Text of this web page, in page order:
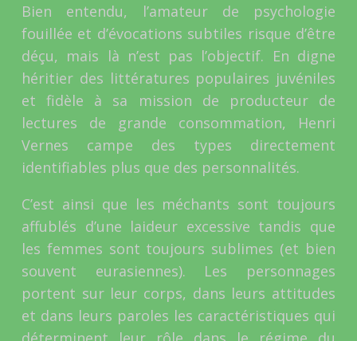
Bien entendu, l’amateur de psychologie
fouillée et d’évocations subtiles risque d’être
déçu, mais là n’est pas l’objectif. En digne
héritier des littératures populaires juvéniles
et fidèle à sa mission de producteur de
lectures de grande consommation, Henri
Vernes campe des types directement
identifiables plus que des personnalités.
C’est ainsi que les méchants sont toujours
affublés d’une laideur excessive tandis que
les femmes sont toujours sublimes (et bien
souvent eurasiennes). Les personnages
portent sur leur corps, dans leurs attitudes
et dans leurs paroles les caractéristiques qui